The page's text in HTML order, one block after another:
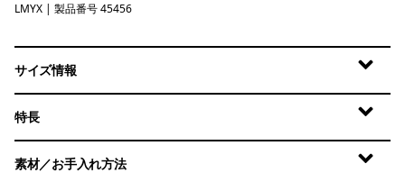
Limestone Yellow - Light Limestone Yellow X-Dye
LMYX | 製品番号 45456
サイズ情報
特長
素材／お手入れ方法